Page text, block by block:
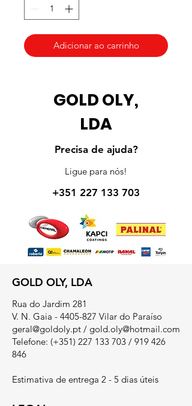
Adicionar ao carrinho
GOLD OLY,
LDA
Precisa de ajuda?
Ligue para nós!
+351 227 133 703
GOLD OLY, LDA
Rua do Jardim 281
V. N. Gaia - 4405-827 Vilar do Paraíso
geral@goldoly.pt / gold.oly@hotmail.com
Telefone: (+351) 227 133 703 / 919 426
846
Estimativa de entrega 2 - 5 dias úteis